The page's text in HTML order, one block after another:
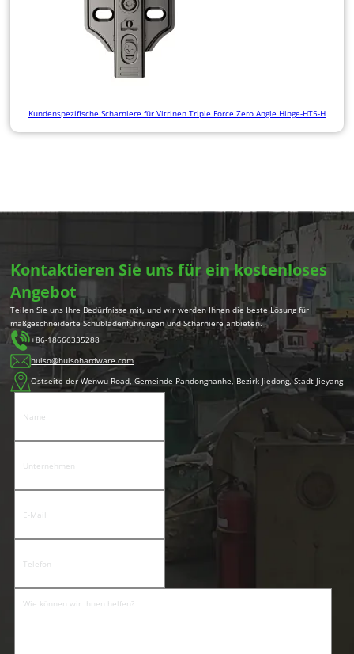
Kundenspezifische Scharniere für Vitrinen Triple Force Zero Angle Hinge-HT5-H
Kontaktieren Sie uns für ein kostenloses
Angebot
Teilen Sie uns Ihre Bedürfnisse mit, und wir werden Ihnen die beste Lösung für
maßgeschneiderte Schubladenführungen und Scharniere anbieten.
+86-18666335288
huiso@huisohardware.com
Ostseite der Wenwu Road, Gemeinde Pandongnanhe, Bezirk Jiedong, Stadt Jieyang